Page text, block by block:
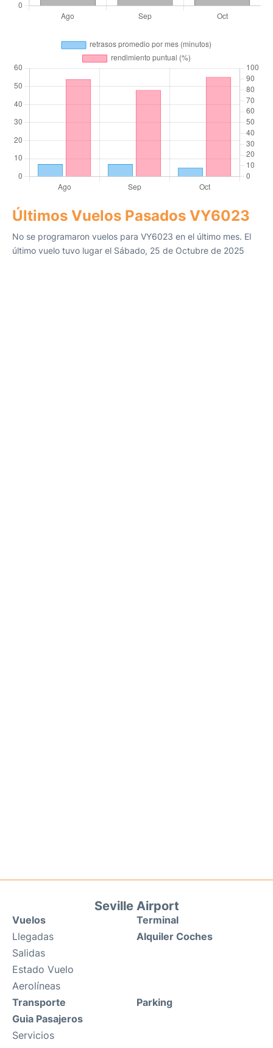
Últimos Vuelos Pasados VY6023
No se programaron vuelos para VY6023 en el último mes. El
último vuelo tuvo lugar el Sábado, 25 de Octubre de 2025
Seville Airport
Vuelos
Llegadas
Salidas
Estado Vuelo
Aerolíneas
Terminal
Alquiler Coches
Transporte
Guia Pasajeros
Servicios
Parking